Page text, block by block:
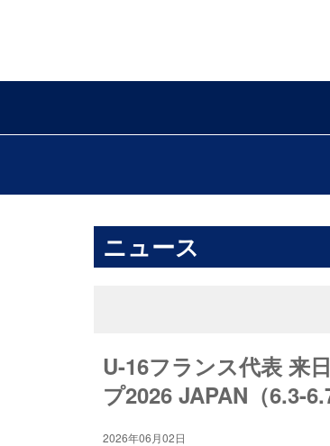
ニュース
U-16フランス代表 来
プ2026 JAPAN（6.3-
2026年06月02日